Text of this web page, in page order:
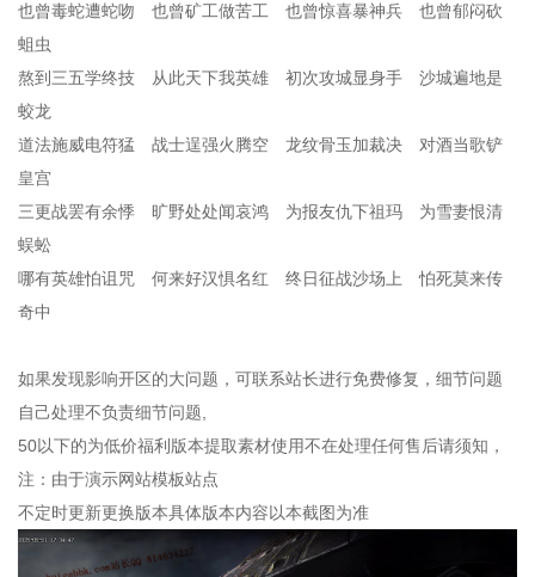
也曾毒蛇遭蛇吻 也曾矿工做苦工 也曾惊喜暴神兵 也曾郁闷砍
蛆虫
熬到三五学终技 从此天下我英雄 初次攻城显身手 沙城遍地是
蛟龙
道法施威电符猛 战士逞强火腾空 龙纹骨玉加裁决 对酒当歌铲
皇宫
三更战罢有余悸 旷野处处闻哀鸿 为报友仇下祖玛 为雪妻恨清
蜈蚣
哪有英雄怕诅咒 何来好汉惧名红 终日征战沙场上 怕死莫来传
奇中
如果发现影响开区的大问题，可联系站长进行免费修复，细节问题
自己处理不负责细节问题,
50以下的为低价福利版本提取素材使用不在处理任何售后请须知，
注：由于演示网站模板站点
不定时更新更换版本具体版本内容以本截图为准